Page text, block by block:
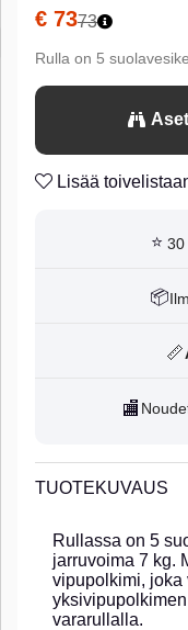
€ 7373
Rulla on 5
Lisää
⭐ 30
📦
📏
🏬
TUOTEKUVAUS
Rullassa on 5
jarruvoima 7 kg.
vipupolkimi, joka
vararullalla.